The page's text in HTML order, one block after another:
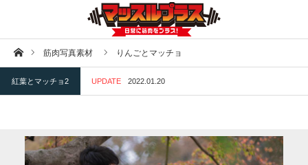
ホーム筋肉写真素材 りんごとマッチョ
紅葉とマッチョ2 UPDATE 2022.01.20